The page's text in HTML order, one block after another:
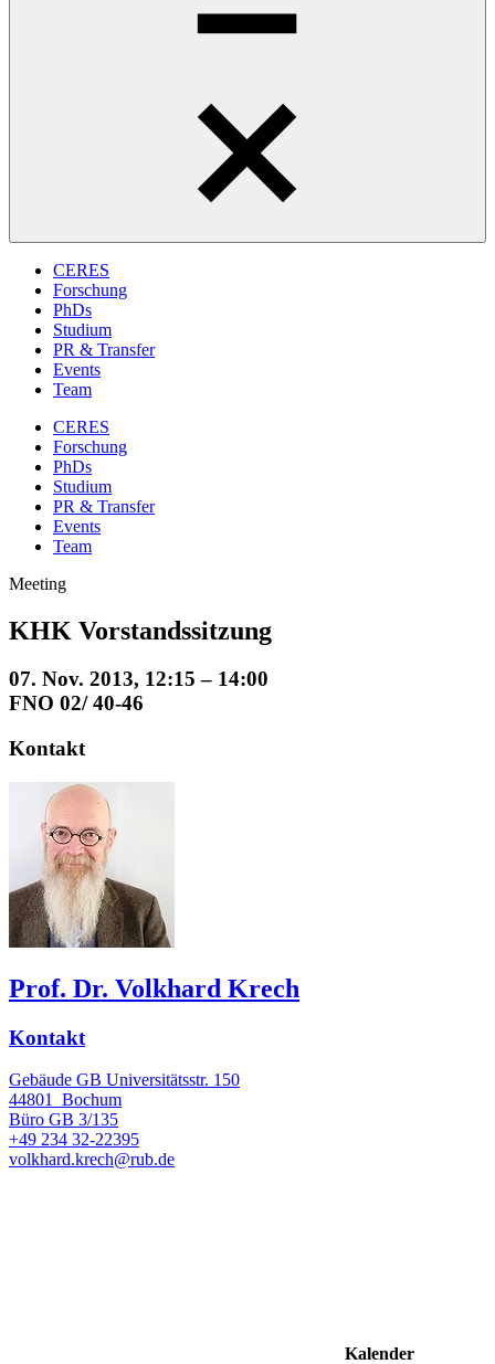
CERES
Forschung
PhDs
Studium
PR & Transfer
Events
Team
CERES
Forschung
PhDs
Studium
PR & Transfer
Events
Team
Meeting
KHK Vorstandssitzung
07. Nov. 2013, 12:15 – 14:00
FNO 02/ 40-46
Kontakt
Prof. Dr. Volkhard Krech
Kontakt
Gebäude GB Universitätsstr. 150
44801 Bochum
Büro GB 3/135
+49 234 32-22395
volkhard.krech@rub.de
Kalender